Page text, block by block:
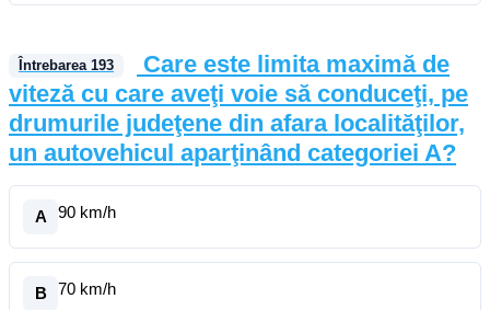
Întrebarea 193
Care este limita maximă de
viteză cu care aveţi voie să conduceţi, pe
drumurile judeţene din afara localităţilor,
un autovehicul aparţinând categoriei A?
A 90 km/h
B 70 km/h